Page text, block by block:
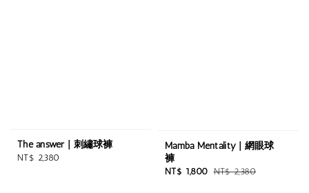
The answer | 刺繡球褲
Regular
NT$ 2,380
Mamba Mentality | 網眼球
褲
Sale
NT$ 1,800 Regular
NT$ 2,380